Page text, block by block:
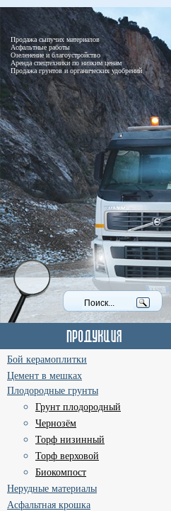
Продажа сыпучих материалов
Асфальтные работы
Озеленение и благоустройство
Аренда спецтехники по низким ценам
Продажа грунтов и органических удобрений
Бой керамоплитки
Цемент в мешках
Плодородные грунты
Грунт плодородный
Чернозём
Торф низинный
Торф верховой
Биокомпост
Нерудные материалы
Асфальтная крошка